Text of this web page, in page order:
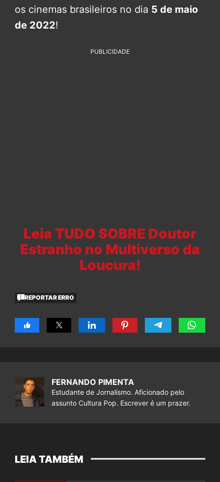
os cinemas brasileiros no dia 5 de maio
de 2022!
PUBLICIDADE
Leia TUDO SOBRE Doutor
Estranho no Multiverso da
Loucura!
REPORTAR ERRO
FERNANDO PIMENTA
Estudante de Jornalismo. Aficionado pelo
assunto Cultura Pop. Escrever é um prazer.
LEIA TAMBÉM